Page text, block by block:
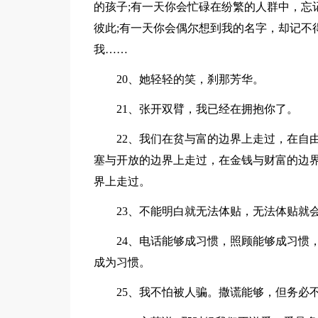
的孩子;有一天你会忙碌在纷繁的人群中，
彼此;有一天你会偶尔想到我的名字，却记
我……
20、她轻轻的笑，刹那芳华。
21、张开双臂，我已经在拥抱你了。
22、我们在贫与富的边界上走过，在自
塞与开放的边界上走过，在金钱与财富的边
界上走过。
23、不能明白就无法体贴，无法体贴就
24、电话能够成习惯，照顾能够成习惯
成为习惯。
25、我不怕被人骗。撒谎能够，但务必